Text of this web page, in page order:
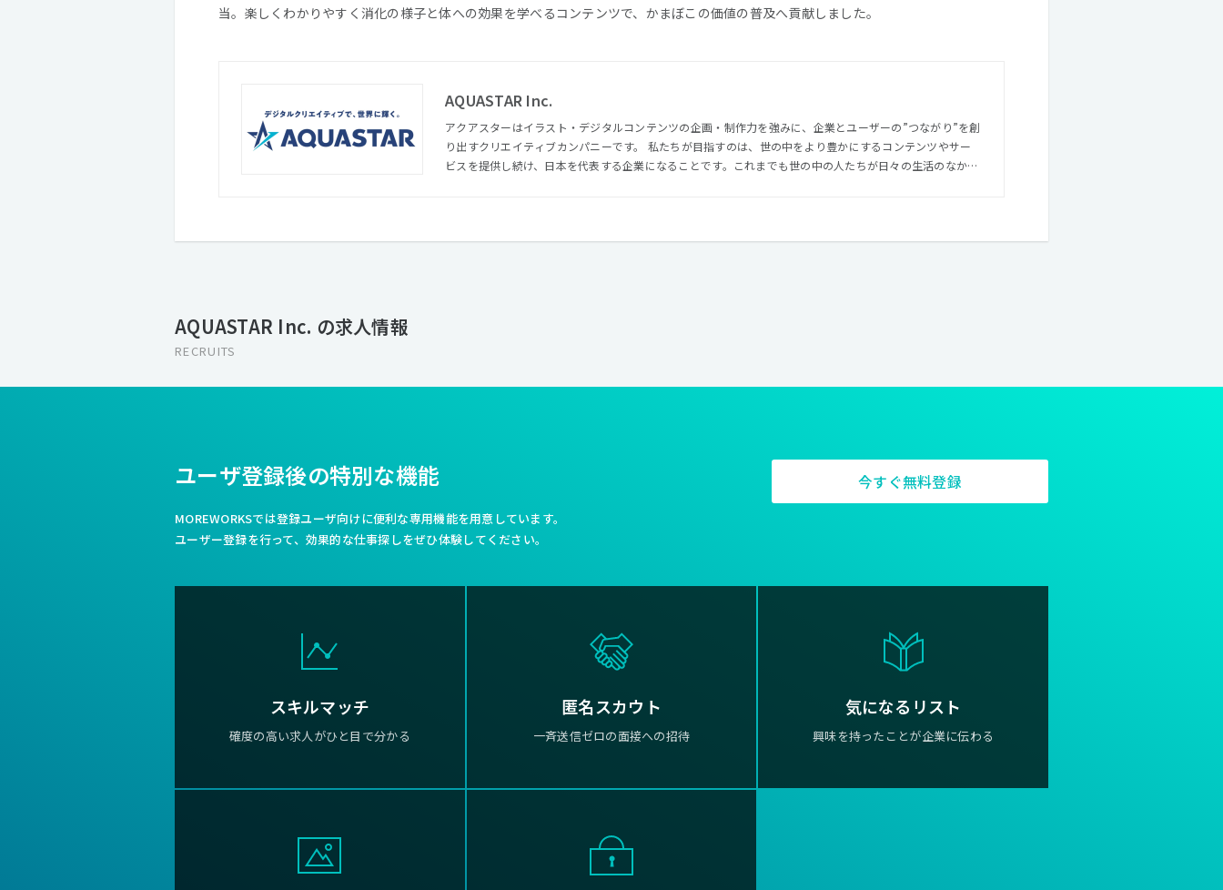
当。楽しくわかりやすく消化の様子と体への効果を学べるコンテンツで、かまぼこの価値の普及へ貢献しました。
AQUASTAR Inc.
アクアスターはイラスト・デジタルコンテンツの企画・制作力を強みに、企業とユーザーの”つながり”を創
り出すクリエイティブカンパニーです。 私たちが目指すのは、世の中をより豊かにするコンテンツやサー
ビスを提供し続け、日本を代表する企業になることです。これまでも世の中の人たちが日々の生活のなかで
AQUASTAR Inc. の求人情報
RECRUITS
ユーザ登録後の特別な機能
MOREWORKSでは登録ユーザ向けに便利な専用機能を用意しています。
ユーザー登録を行って、効果的な仕事探しをぜひ体験してください。
今すぐ無料登録
スキルマッチ
確度の高い求人がひと目で分かる
匿名スカウト
一斉送信ゼロの面接への招待
気になるリスト
興味を持ったことが企業に伝わる